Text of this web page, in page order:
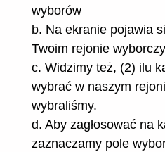
wyborów
b. Na ekranie pojawia
Twoim rejonie
c. Widzimy też, (2) ilu
wybrać w naszym
wybraliśmy.
d. Aby zagłosować na
zaznaczamy pole